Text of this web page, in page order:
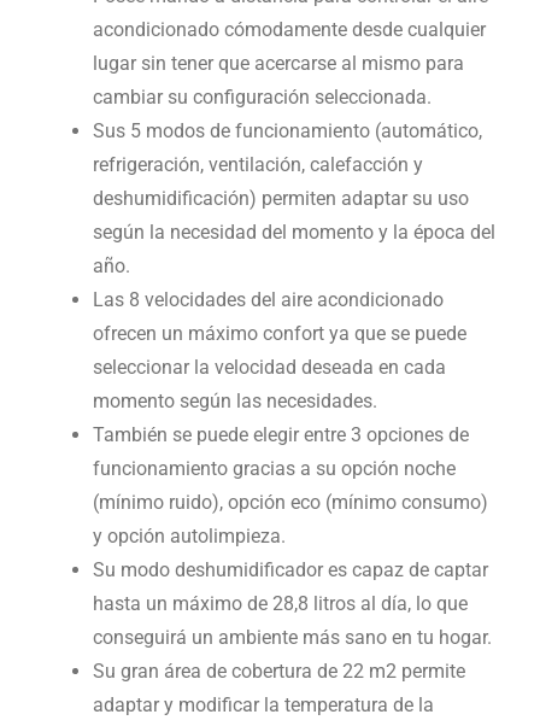
acondicionado cómodamente desde cualquier
lugar sin tener que acercarse al mismo para
cambiar su configuración seleccionada.
Sus 5 modos de funcionamiento (automático,
refrigeración, ventilación, calefacción y
deshumidificación) permiten adaptar su uso
según la necesidad del momento y la época del
año.
Las 8 velocidades del aire acondicionado
ofrecen un máximo confort ya que se puede
seleccionar la velocidad deseada en cada
momento según las necesidades.
También se puede elegir entre 3 opciones de
funcionamiento gracias a su opción noche
(mínimo ruido), opción eco (mínimo consumo)
y opción autolimpieza.
Su modo deshumidificador es capaz de captar
hasta un máximo de 28,8 litros al día, lo que
conseguirá un ambiente más sano en tu hogar.
Su gran área de cobertura de 22 m2 permite
adaptar y modificar la temperatura de la